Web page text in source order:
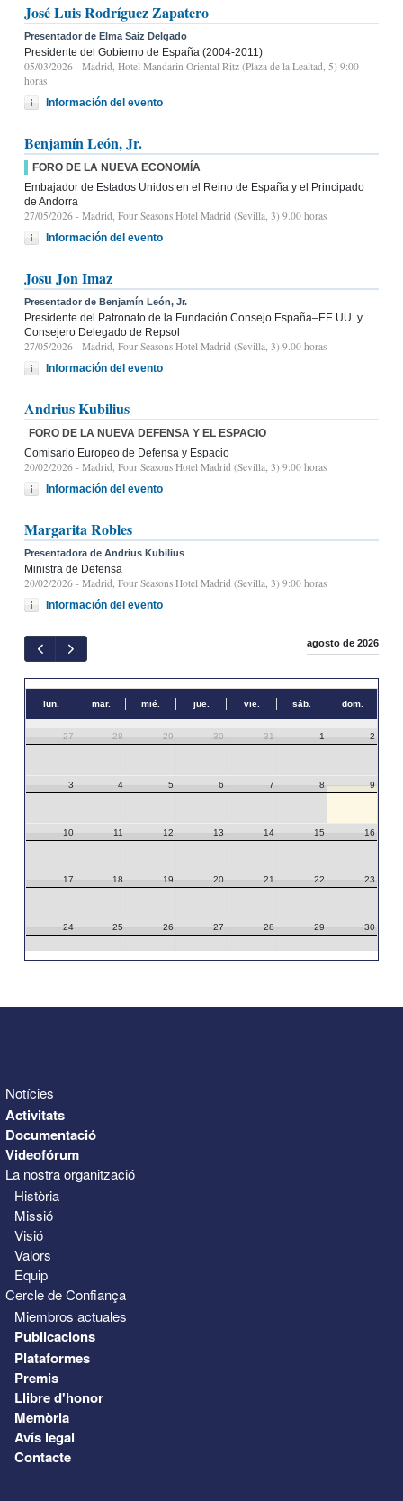
José Luis Rodríguez Zapatero
Presentador de Elma Saiz Delgado
Presidente del Gobierno de España (2004-2011)
05/03/2026 - Madrid, Hotel Mandarin Oriental Ritz (Plaza de la Lealtad, 5) 9:00
horas
Información del evento
Benjamín León, Jr.
FORO DE LA NUEVA ECONOMÍA
Embajador de Estados Unidos en el Reino de España y el Principado
de Andorra
27/05/2026 - Madrid, Four Seasons Hotel Madrid (Sevilla, 3) 9.00 horas
Información del evento
Josu Jon Imaz
Presentador de Benjamín León, Jr.
Presidente del Patronato de la Fundación Consejo España–EE.UU. y
Consejero Delegado de Repsol
27/05/2026 - Madrid, Four Seasons Hotel Madrid (Sevilla, 3) 9.00 horas
Información del evento
Andrius Kubilius
FORO DE LA NUEVA DEFENSA Y EL ESPACIO
Comisario Europeo de Defensa y Espacio
20/02/2026 - Madrid, Four Seasons Hotel Madrid (Sevilla, 3) 9:00 horas
Información del evento
Margarita Robles
Presentadora de Andrius Kubilius
Ministra de Defensa
20/02/2026 - Madrid, Four Seasons Hotel Madrid (Sevilla, 3) 9:00 horas
Información del evento
agosto de 2026
lun. mar. mié. jue. vie. sáb. dom.
27 28 29 30 31 1 2
3 4 5 6 7 8 9
10 11 12 13 14 15 16
17 18 19 20 21 22 23
24 25 26 27 28 29 30
Notícies
Activitats
Documentació
Videofórum
La nostra organització
Història
Missió
Visió
Valors
Equip
Cercle de Confiança
Miembros actuales
Publicacions
Plataformes
Premis
Llibre d'honor
Memòria
Avís legal
Contacte